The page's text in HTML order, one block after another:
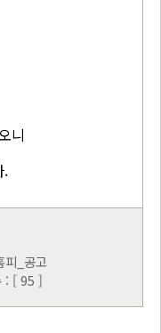
니
.
피_공고
: [ 95 ]